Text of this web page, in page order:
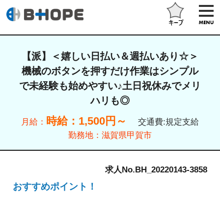
【派】＜嬉しい日払い＆週払いあり☆＞
機械のボタンを押すだけ作業はシンプル
で未経験も始めやすい♪土日祝休みでメリ
ハリも◎
月給： 時給：1,500円～
交通費:規定支給
勤務地： 滋賀県甲賀市
求人No.BH_20220143-3858
おすすめポイント！